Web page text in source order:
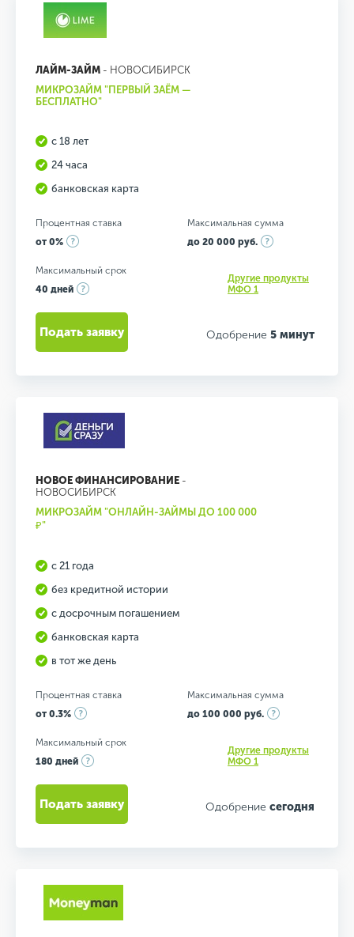
ЛАЙМ-ЗАЙМ - НОВОСИБИРСК
МИКРОЗАЙМ "ПЕРВЫЙ ЗАЁМ —
БЕСПЛАТНО"
с 18 лет
24 часа
банковская карта
Процентная ставка
от 0%
Максимальная сумма
до 20 000 руб.
Максимальный срок
40 дней
Другие продукты
МФО 1
Одобрение 5 минут
Подать заявку
НОВОЕ ФИНАНСИРОВАНИЕ -
НОВОСИБИРСК
МИКРОЗАЙМ "ОНЛАЙН-ЗАЙМЫ ДО 100 000
₽"
с 21 года
без кредитной истории
с досрочным погашением
банковская карта
в тот же день
Процентная ставка
от 0.3%
Максимальная сумма
до 100 000 руб.
Максимальный срок
180 дней
Другие продукты
МФО 1
Одобрение сегодня
Подать заявку